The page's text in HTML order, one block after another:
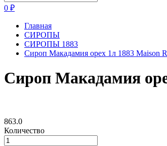
0 ₽
Главная
СИРОПЫ
СИРОПЫ 1883
Сироп Макадамия орех 1л 1883 Maison
Сироп Макадамия
863.0
Количество